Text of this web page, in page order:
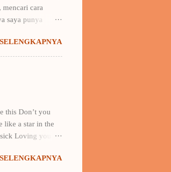
cara
saya punya
+ contohnya.
itu -kala itu
& fun writing
novel
this Don’t you
like a star in the
sick Loving you….
it sounds like